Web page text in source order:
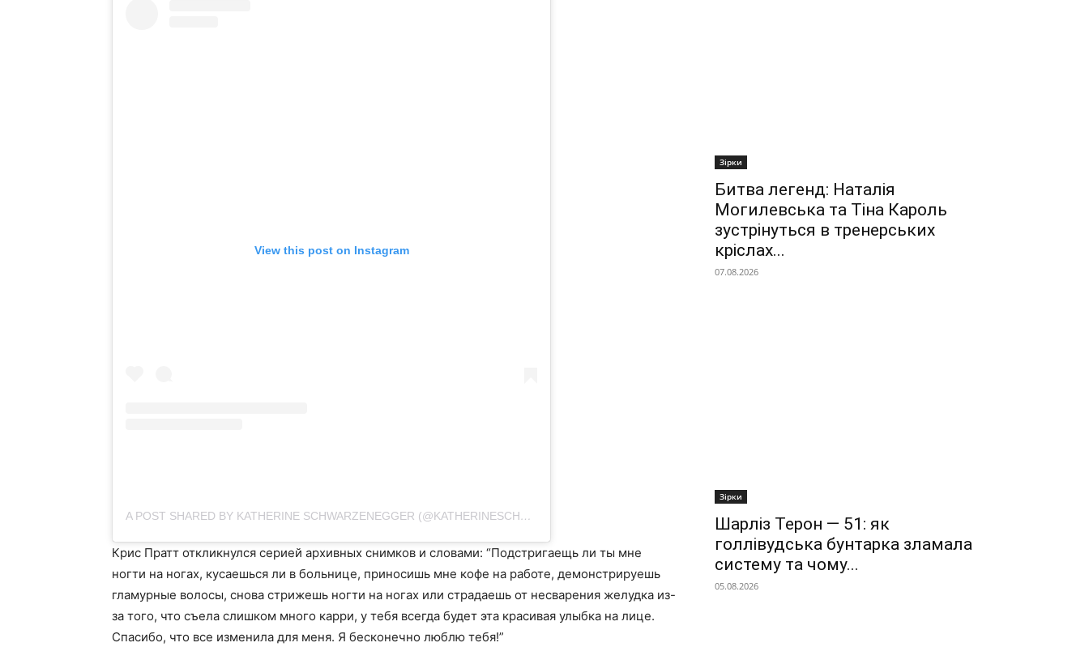
View this post on Instagram
A POST SHARED BY KATHERINE SCHWARZENEGGER (@KATHERINESCHWARZENEGGER)
Крис Пратт откликнулся серией архивных снимков и словами: “Подстригаещь ли ты мне
ногти на ногах, кусаешься ли в больнице, приносишь мне кофе на работе, демонстрируешь
гламурные волосы, снова стрижешь ногти на ногах или страдаешь от несварения желудка из-
за того, что съела слишком много карри, у тебя всегда будет эта красивая улыбка на лице.
Спасибо, что все изменила для меня. Я бесконечно люблю тебя!”
Зірки
Битва легенд: Наталія
Могилевська та Тіна Кароль
зустрінуться в тренерських
кріслах...
07.08.2026
Зірки
Шарліз Терон — 51: як
голлівудська бунтарка зламала
систему та чому...
05.08.2026